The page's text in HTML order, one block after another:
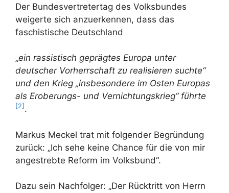
Der Bundesvertretertag des Volksbundes
weigerte sich anzuerkennen, dass das
faschistische Deutschland
„ein rassistisch geprägtes Europa unter
deutscher Vorherrschaft zu realisieren suchte“
und den Krieg „insbesondere im Osten Europas
als Eroberungs- und Vernichtungskrieg“ führte
[2] .
Markus Meckel trat mit folgender Begründung
zurück: „Ich sehe keine Chance für die von mir
angestrebte Reform im Volksbund“.
Dazu sein Nachfolger: „Der Rücktritt von Herrn